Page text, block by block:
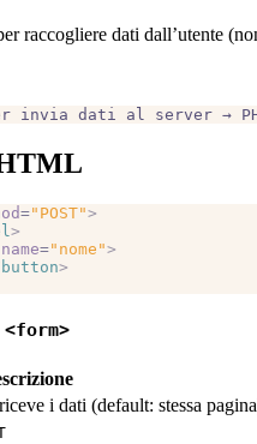
raccogliere dati dall’utente
invia dati al server →
="POST">
>
name="nome">
button>
<form>
i dati (default: stessa